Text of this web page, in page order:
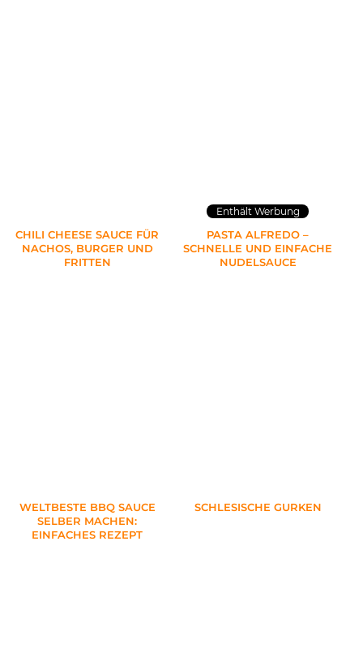
CHILI CHEESE SAUCE FÜR
NACHOS, BURGER UND
FRITTEN
Enthält Werbung
PASTA ALFREDO –
SCHNELLE UND EINFACHE
NUDELSAUCE
WELTBESTE BBQ SAUCE
SELBER MACHEN:
EINFACHES REZEPT
SCHLESISCHE GURKEN